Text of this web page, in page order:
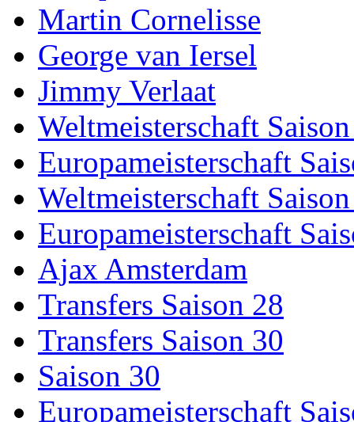
Martin Cornelisse
George van Iersel
Jimmy Verlaat
Weltmeisterschaft
Europameisterschaft
Weltmeisterschaft
Europameisterschaft
Ajax Amsterdam
Transfers Saison 28
Transfers Saison 30
Saison 30
Europameisterschaft